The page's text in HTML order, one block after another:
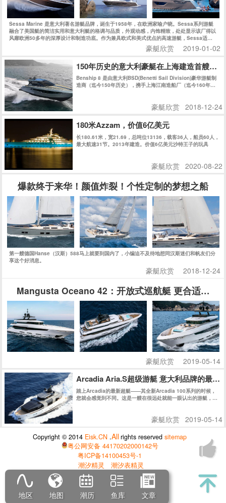
Sessa Marine 是意大利著名游艇品牌，诞生于1958年，在欧洲家喻户晓。Sessa系列游艇
融合了美国艇的简洁实用和意大利艇的格调与品质，外观动感，内饰精致，处处显示该厂得以
风靡欧洲50多年的深厚设计和制造功底。作为兼具欧式和美式优点的高速游艇，Sessa适合
追求狂野而精致的海上生活的新一代人士。今天的Sessa每年生产上千艘船艇，可谓是持续、
豪艇欣赏 2019-01-02
150年历史的意大利豪艇在上海建造首艘游
Benship 8 是由意大利BSD(Benetti Sail Division)豪华游艇制
造商（迄今150年历史），携手上海江南造船厂（迄今160年历
豪艇欣赏 2018-12-24
180米Azzam，价值6亿美元
长180.61米，宽21.69，总吨位13136，载客36人，船员60人，
最大航速31节。2013年建造。价值6亿美元沙特王子的玩具
豪艇欣赏 2020-08-22
爆款终于来华！颜值炸裂！个性定制的梦想之船
第一艘德国Hanse（汉斯）588马上就要到国内了，小编迫不及待地想同汉斯迷们和帆友们分
享这个好消息。
豪艇欣赏 2018-12-24
Mangusta Oceano 42：开放式巡航艇 更合适家庭
豪艇欣赏 2019-05-14
Arcadia Aria.S超级游艇 意大利品牌的最新
踏上Arcadia的最新超艇——其全新Arcadia 100系列的时候，
您就会感觉到不同。这是一艘在很远处就能一眼认出的游艇，即
豪艇欣赏 2019-05-14
Copyright © 2014 Eisk.CN .Allrights reservedsitemap
粤公网安备 44170202000142号
粤ICP备14100453号-1
潮汐精灵
潮汐表精灵
地区 地图 潮历 鱼库 文章